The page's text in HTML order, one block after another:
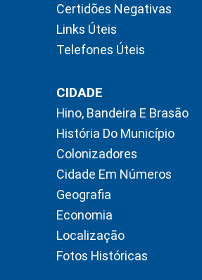
Certidões Negativas
Links Úteis
Telefones Úteis
CIDADE
Hino, Bandeira E Brasão
História Do Município
Colonizadores
Cidade Em Números
Geografia
Economia
Localização
Fotos Históricas